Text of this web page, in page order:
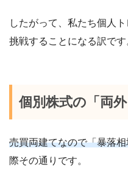
したがって、私たち個人
挑戦することになる訳です
個別株式の「両
売買両建てなので「暴落
際その通りです。